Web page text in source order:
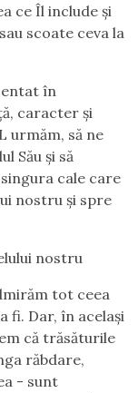
ce Îl include și
scoate ceva la
în
caracter și
urmăm, să ne
Său și să
cale care
nostru și spre
nostru
tot ceea
fi. Dar, în același
că trăsăturile
răbdare,
- sunt